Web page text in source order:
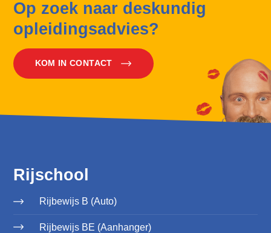
Op zoek naar deskundig
opleidingsadvies?
KOM IN CONTACT
Rijschool
Rijbewijs B (Auto)
Rijbewijs BE (Aanhanger)